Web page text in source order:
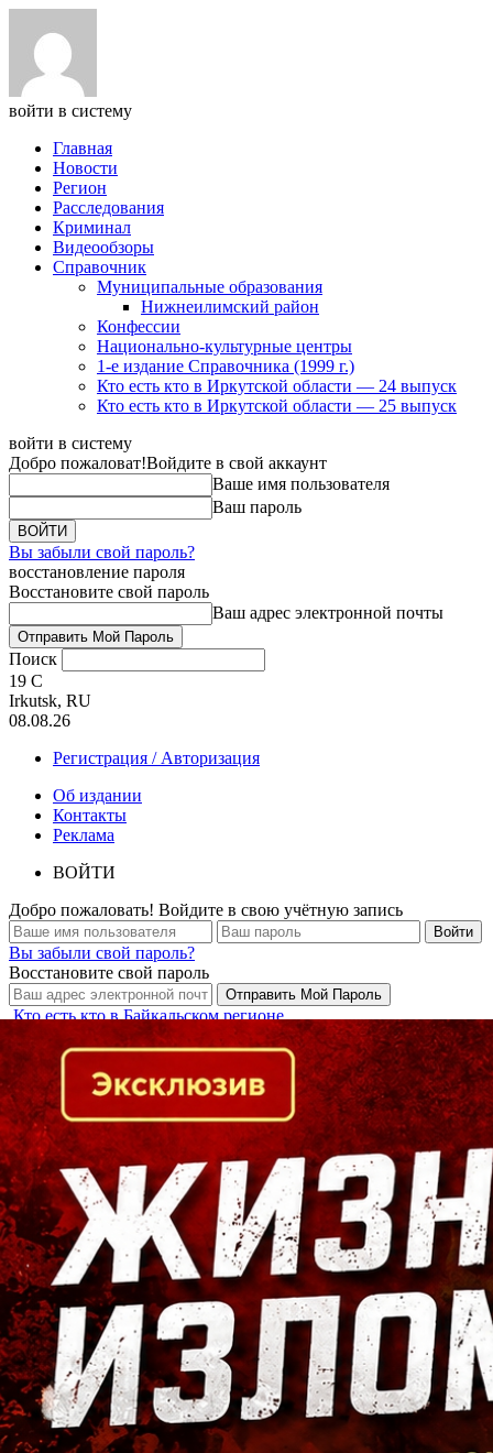
войти в систему
Главная
Новости
Регион
Расследования
Криминал
Видеообзоры
Справочник
Муниципальные образования
Нижнеилимский район
Конфессии
Национально-культурные центры
1-е издание Справочника (1999 г.)
Кто есть кто в Иркутской области — 24 выпуск
Кто есть кто в Иркутской области — 25 выпуск
войти в систему
Добро пожаловат!Войдите в свой аккаунт
Ваше имя пользователя
Ваш пароль
Вы забыли свой пароль?
восстановление пароля
Восстановите свой пароль
Ваш адрес электронной почты
Поиск
19 C
Irkutsk, RU
08.08.26
Регистрация / Авторизация
Об издании
Контакты
Реклама
ВОЙТИ
Добро пожаловать! Войдите в свою учётную запись
Вы забыли свой пароль?
Восстановите свой пароль
Кто есть кто в Байкальском регионе